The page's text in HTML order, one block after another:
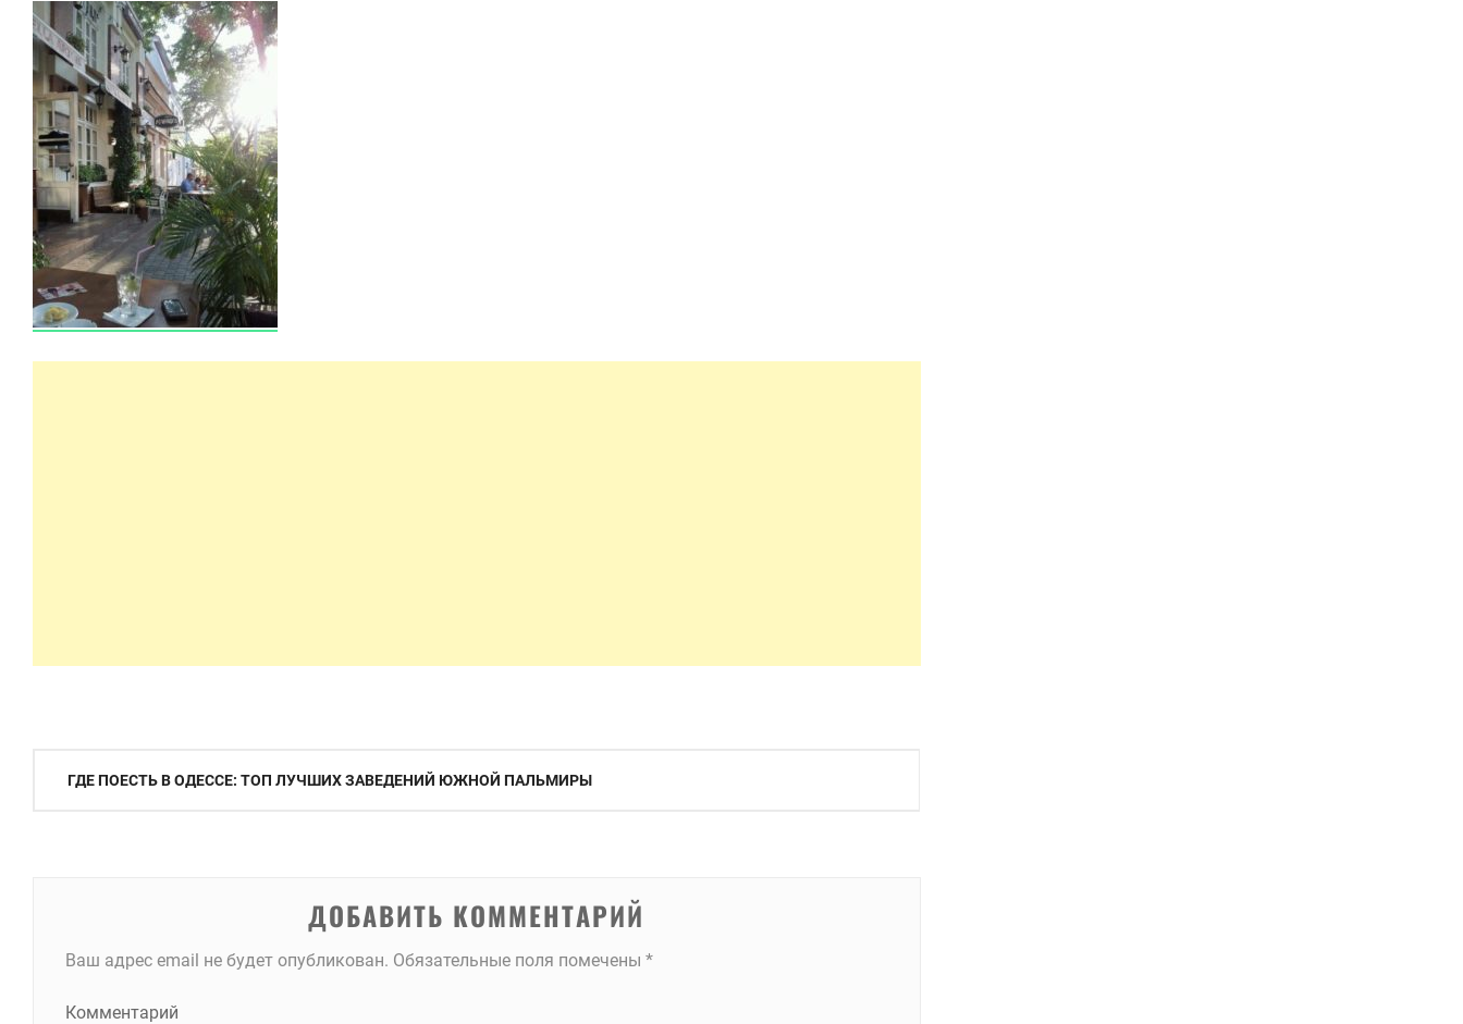
Навигация
ГДЕ ПОЕСТЬ В ОДЕССЕ: ТОП ЛУЧШИХ ЗАВЕДЕНИЙ ЮЖНОЙ ПАЛЬМИРЫ
ДОБАВИТЬ КОММЕНТАРИЙ
Ваш адрес email не будет опубликован. Обязательные поля помечены *
Комментарий